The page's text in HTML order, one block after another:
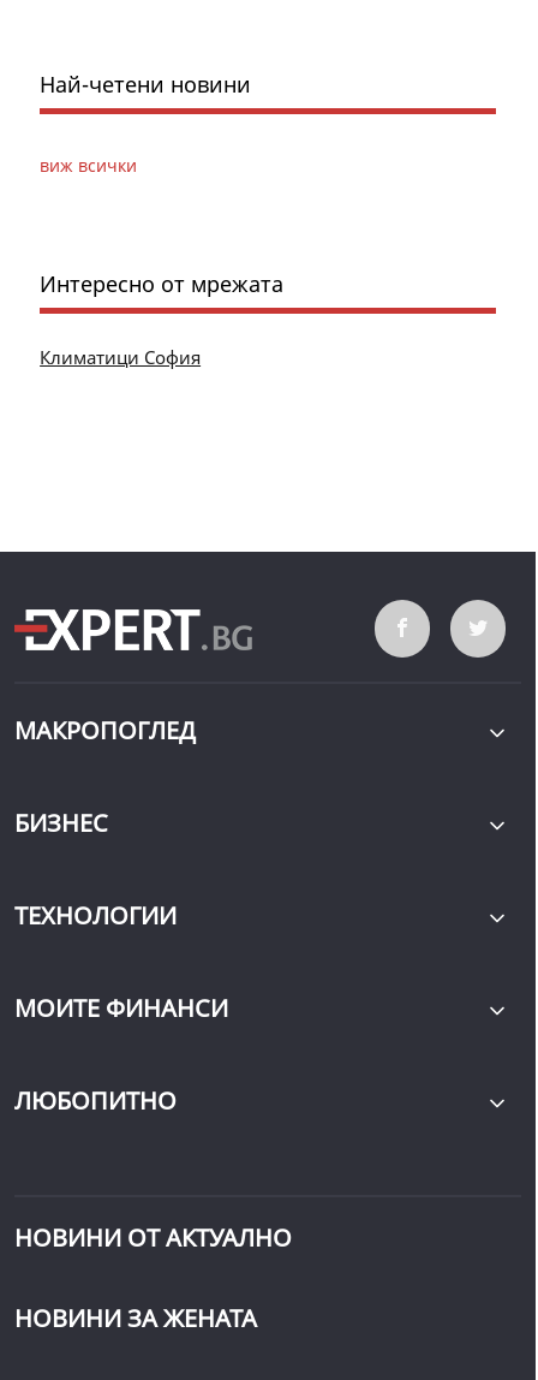
Най-четени новини
виж всички
Интересно от мрежата
Климатици София
МАКРОПОГЛЕД
БИЗНЕС
ТЕХНОЛОГИИ
МОИТЕ ФИНАНСИ
ЛЮБОПИТНО
НОВИНИ ОТ АКТУАЛНО
НОВИНИ ЗА ЖЕНАТА